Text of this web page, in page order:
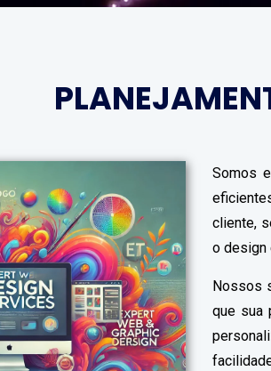
Somos
cliente,
o design
Nossos
que sua